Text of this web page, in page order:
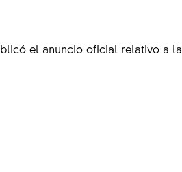
el anuncio oficial relativo a la